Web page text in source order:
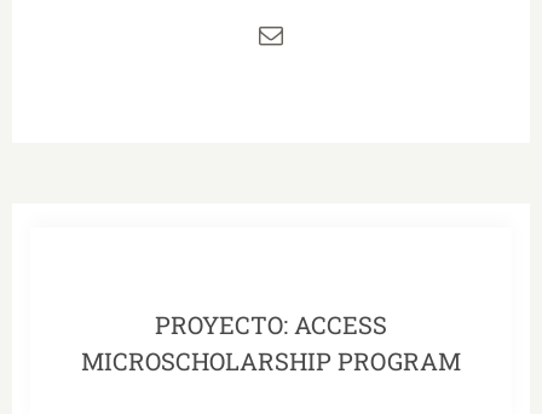
PROYECTO: ACCESS
MICROSCHOLARSHIP PROGRAM